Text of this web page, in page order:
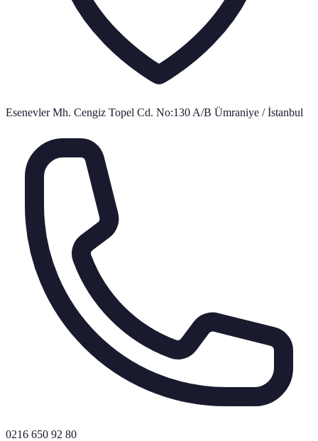
Esenevler Mh. Cengiz Topel Cd. No:130 A/B Ümraniye / İstanbul
0216 650 92 80